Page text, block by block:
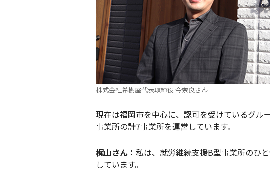
株式会社希樹屋代表取締役 今奈良さん
現在は福岡市を中心に、認可を受けているグル
事業所の計7事業所を運営しています。
梶山さん： 私は、就労継続支援B型事業所のひ
しています。